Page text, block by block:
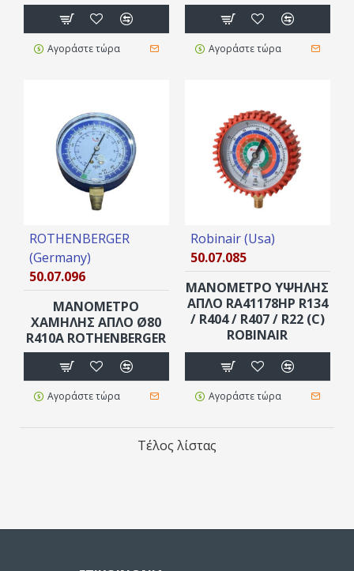
Αγοράστε τώρα Αγοράστε τώρα
ROTHENBERGER
(Germany)
50.07.096
ΜΑΝΟΜΕΤΡΟ
ΧΑΜΗΛΗΣ ΑΠΛΟ Ø80
R410A ROTHENBERGER
Αγοράστε τώρα
Robinair (Usa)
50.07.085
ΜΑΝΟΜΕΤΡΟ ΥΨΗΛΗΣ
ΑΠΛΟ RA41178HP R134
/ R404 / R407 / R22 (C)
ROBINAIR
Αγοράστε τώρα
Τέλος λίστας